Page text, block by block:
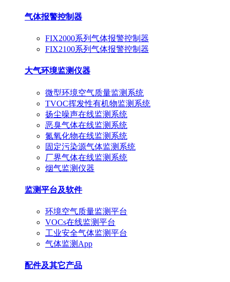
气体报警控制器
FIX2000系列气体报警控制器
FIX2100系列气体报警控制器
大气环境监测仪器
微型环境空气质量监测系统
TVOC挥发性有机物监测系统
扬尘噪声在线监测系统
恶臭气体在线监测系统
氮氧化物在线监测系统
固定污染源气体监测系统
厂界气体在线监测系统
烟气监测仪器
监测平台及软件
环境空气质量监测平台
VOCs在线监测平台
工业安全气体监测平台
气体监测App
配件及其它产品